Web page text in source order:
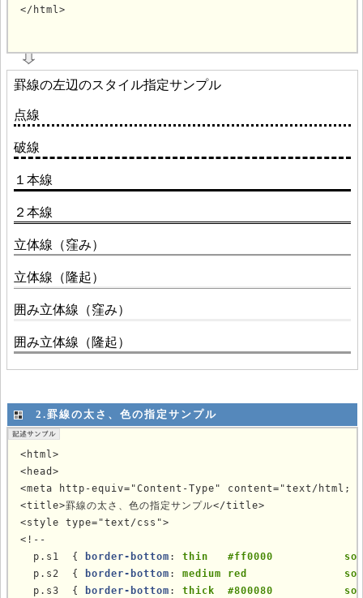
</html>
2.罫線の太さ、色の指定サンプル
<html>
<head>
<meta http-equiv="Content-Type" content="text/html;
<title>罫線の太さ、色の指定サンプル</title>
<style type="text/css">
<!--
  p.s1  {
border-bottom : thin   #ff0000
  p.s2  {
border-bottom : medium red
  p.s3  {
border-bottom : thick  #800080